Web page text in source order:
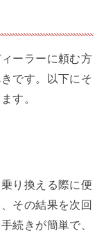
ーラーに頼む方
です。以下にそ
す。
り換える際に便
その結果を次回
続きが簡単で、